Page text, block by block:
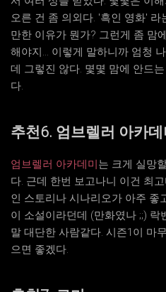
오른 건 좀 의외다. '흑인 영화'
만한 이유가 뭔가? 그런게 좀 맘
해야지... 이렇게 말하니까 엄청
데 그렇진 않다. 몇몇 맘에 안드
다.
추천6. 엄브렐러 아카데
엄브렐러 아카데미는 크게 실망
다. 근데 한번 보고나니 이건 최
인 스토리나 시나리오가 아주 좋
이 소설이라던데 (만화였나 ;;) 락
말 대단한 사람같다. 시즌1이 마
으면 좋겠다.